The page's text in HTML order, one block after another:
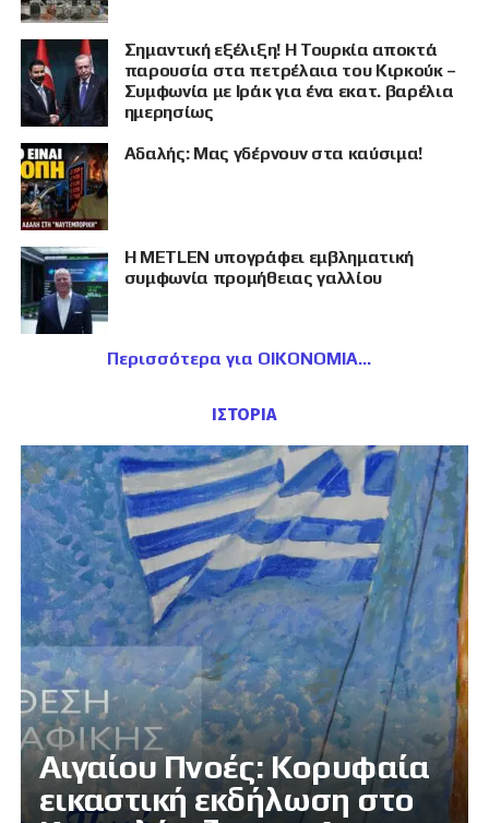
Σημαντική εξέλιξη! Η Τουρκία αποκτά
παρουσία στα πετρέλαια του Κιρκούκ –
Συμφωνία με Ιράκ για ένα εκατ. βαρέλια
ημερησίως
Αδαλής: Μας γδέρνουν στα καύσιμα!
Η METLEN υπογράφει εμβληματική
συμφωνία προμήθειας γαλλίου
Περισσότερα για ΟΙΚΟΝΟΜΙΑ
ΙΣΤΟΡΙΑ
Αιγαίου Πνοές: Κορυφαία
εικαστική εκδήλωση στο